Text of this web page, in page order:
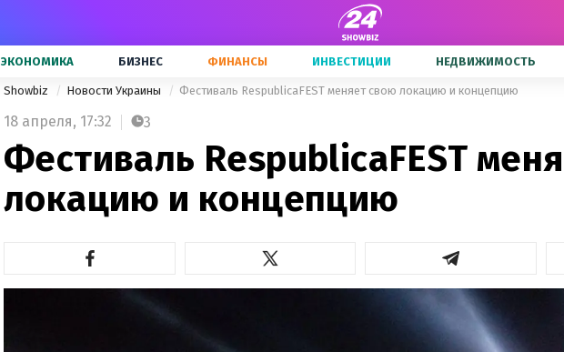
ЭКОНОМИКА БИЗНЕС ФИНАНСЫ ИНВЕСТИЦИИ НЕДВИЖИМОСТЬ
Showbiz Новости Украины Фестиваль RespublicaFEST меняет свою локацию и концепцию
18 апреля, 17:32 3
Фестиваль RespublicaFEST
локацию и концепцию